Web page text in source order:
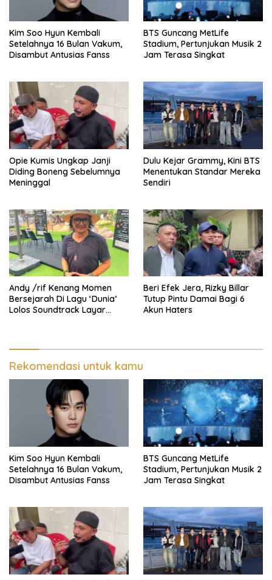
Kim Soo Hyun Kembali
Setelahnya 16 Bulan Vakum,
Disambut Antusias Fanss
BTS Guncang MetLife
Stadium, Pertunjukan Musik 2
Jam Terasa Singkat
Opie Kumis Ungkap Janji
Diding Boneng Sebelumnya
Meninggal
Dulu Kejar Grammy, Kini BTS
Menentukan Standar Mereka
Sendiri
Andy /rif Kenang Momen
Bersejarah Di Lagu ‘Dunia’
Lolos Soundtrack Layar
Beri Efek Jera, Rizky Billar
Tutup Pintu Damai Bagi 6
Akun Haters
Rekomendasi untuk kamu
Kim Soo Hyun Kembali
Setelahnya 16 Bulan Vakum,
Disambut Antusias Fanss
BTS Guncang MetLife
Stadium, Pertunjukan Musik 2
Jam Terasa Singkat